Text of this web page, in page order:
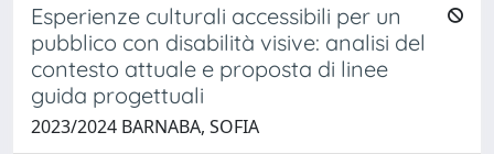
Esperienze culturali accessibili per un
pubblico con disabilità visive: analisi del
contesto attuale e proposta di linee
guida progettuali
2023/2024 BARNABA, SOFIA